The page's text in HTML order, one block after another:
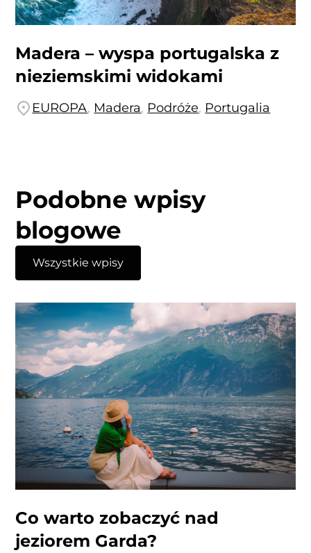
Madera – wyspa portugalska z
nieziemskimi widokami
EUROPA, Madera, Podróże, Portugalia
Podobne wpisy
blogowe
Wszystkie wpisy
Co warto zobaczyć nad
jeziorem Garda?